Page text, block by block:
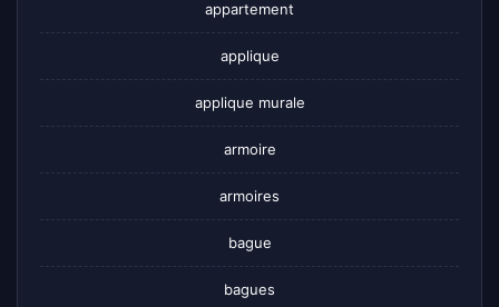
appartement
applique
applique murale
armoire
armoires
bague
bagues